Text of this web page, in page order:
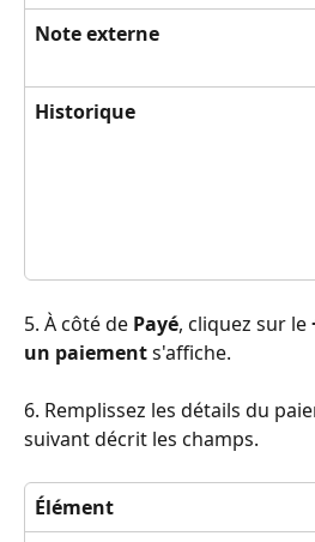
Note externe
Historique
5. À côté de Payé, cliquez sur le
un paiement s'affiche.
6. Remplissez les détails du
suivant décrit les champs.
Élément